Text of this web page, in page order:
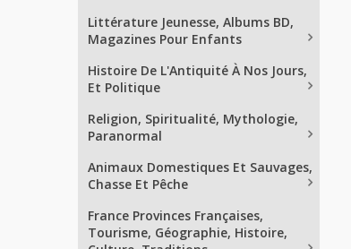
Littérature Jeunesse, Albums BD,
Magazines Pour Enfants
Histoire De L'Antiquité À Nos Jours,
Et Politique
Religion, Spiritualité, Mythologie,
Paranormal
Animaux Domestiques Et Sauvages,
Chasse Et Pêche
France Provinces Françaises,
Tourisme, Géographie, Histoire,